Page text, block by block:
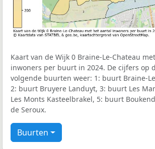
Kaart van de Wijk 0 Braine-Le-Chateau
inwoners per buurt in 2024. De cijfers op
volgende buurten weer: 1: buurt Braine-
2: buurt Bruyere Landuyt, 3: buurt Les
Les Monts Kasteelbrakel, 5: buurt
de Seroux.
Buurten